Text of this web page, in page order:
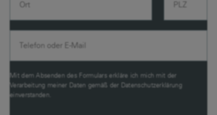
Mit dem Absenden des Formulars erkläre ich mich mit der
Verarbeitung meiner Daten gemäß der Datenschutzerklärung
einverstanden.